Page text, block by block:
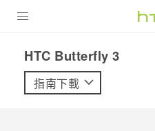
VIVE
HTC Butterfly 3‎
指南下載